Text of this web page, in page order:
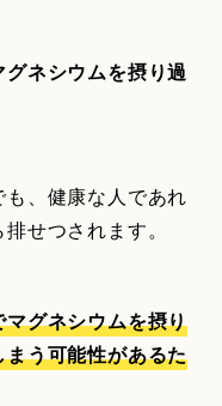
ネシウムを摂り過
、健康な人であれ
せつされます。
グネシウムを摂り
う可能性があるた